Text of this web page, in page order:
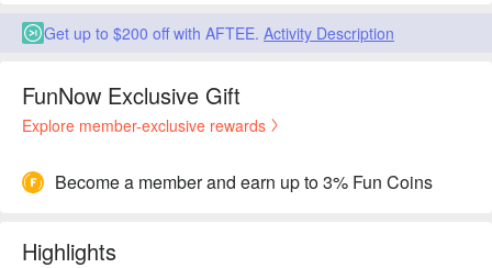
Get up to $200 off with AFTEE. Activity Description
FunNow Exclusive Gift
Explore member-exclusive rewards
Become a member and earn up to 3% Fun Coins
Highlights